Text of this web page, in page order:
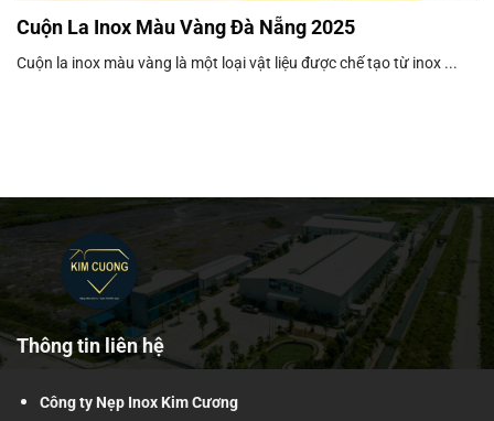
Cuộn La Inox Màu Vàng Đà Nẵng 2025
Cuộn la inox màu vàng là một loại vật liệu được chế tạo từ inox ...
Thông tin liên hệ
Công ty Nẹp Inox Kim Cương